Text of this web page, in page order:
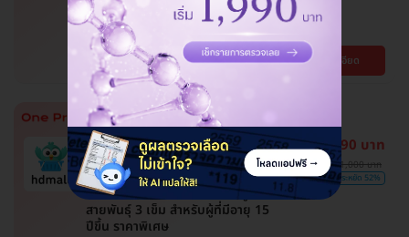
บึงกุ่ม , จตุจักร , บางบอน , ปทุมธานี , คันนายาว ,
ปทุมวัน , จอมทอง , สมุทรปราการ , ลาดพร้าว ,
ราษฎร์บูรณะ , พระโขนง , พญาไท , ภาษีเจริญ ,
บริการถึงบ้าน , หนองแขม , บางรัก , บางนา ,
ราชเทวี , ตลิ่งชัน , คลองเตย
BTS เสนานิคม , BTS สนามกีฬาแห่งชาติ , BTS
สยาม , MRT ลาดพร้าว , BTS บางจาก , BTS
สนามเป้า , BTS บางหว้า , MRT บางไผ่ , MRT บาง
หว้า , BTS ปุณณวิถี , BTS อุดมสุข , BTS บางนา ,
ดูรายละเอียด
ทำนัดง่าย ได้คิวรวดเร็ว
มี HDreview
ขายดีมาก
ถูกที่สุดในเว็บ
ฉีดวัคซีนป้องกันมะเร็งปากมดลูก 9
สายพันธุ์ 3 เข็ม สำหรับผู้ที่มีอายุ 15
ปีขึ้น ราคาพิเศษ
14,890 บาท
31,000 บาท
ประหยัด 52%